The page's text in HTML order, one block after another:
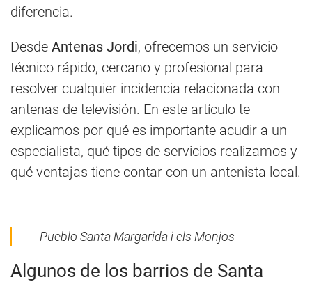
diferencia.
Desde Antenas Jordi, ofrecemos un servicio
técnico rápido, cercano y profesional para
resolver cualquier incidencia relacionada con
antenas de televisión. En este artículo te
explicamos por qué es importante acudir a un
especialista, qué tipos de servicios realizamos y
qué ventajas tiene contar con un antenista local.
Pueblo Santa Margarida i els Monjos
Algunos de los barrios de Santa